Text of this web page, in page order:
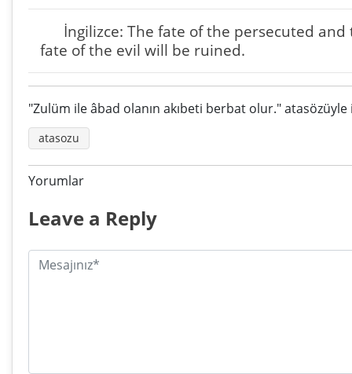
İngilizce: The fate of the persecuted and
fate of the evil will be ruined.
"Zulüm ile âbad olanın akıbeti berbat olur."
atasozu
Yorumlar
Leave a Reply